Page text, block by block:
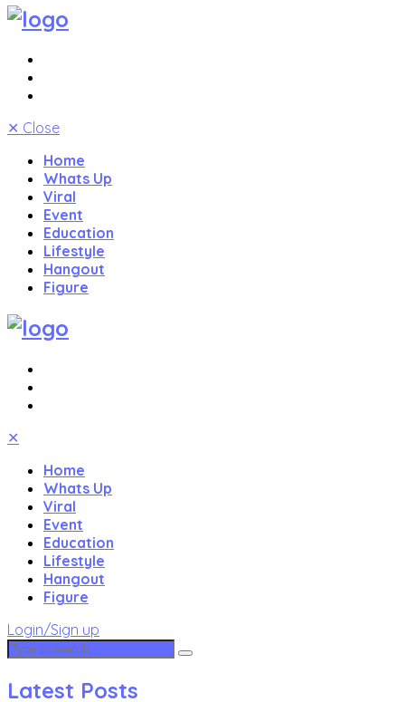
✕ Close
Home
Whats Up
Viral
Event
Education
Lifestyle
Hangout
Figure
✕
Home
Whats Up
Viral
Event
Education
Lifestyle
Hangout
Figure
Login/Sign up
Latest Posts